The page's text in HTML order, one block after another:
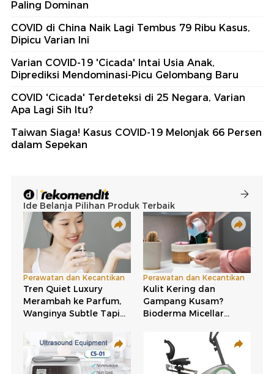
Paling Dominan
COVID di China Naik Lagi Tembus 79 Ribu Kasus,
Dipicu Varian Ini
Varian COVID-19 'Cicada' Intai Usia Anak,
Diprediksi Mendominasi-Picu Gelombang Baru
COVID 'Cicada' Terdeteksi di 25 Negara, Varian
Apa Lagi Sih Itu?
Taiwan Siaga! Kasus COVID-19 Melonjak 66 Persen
dalam Sepekan